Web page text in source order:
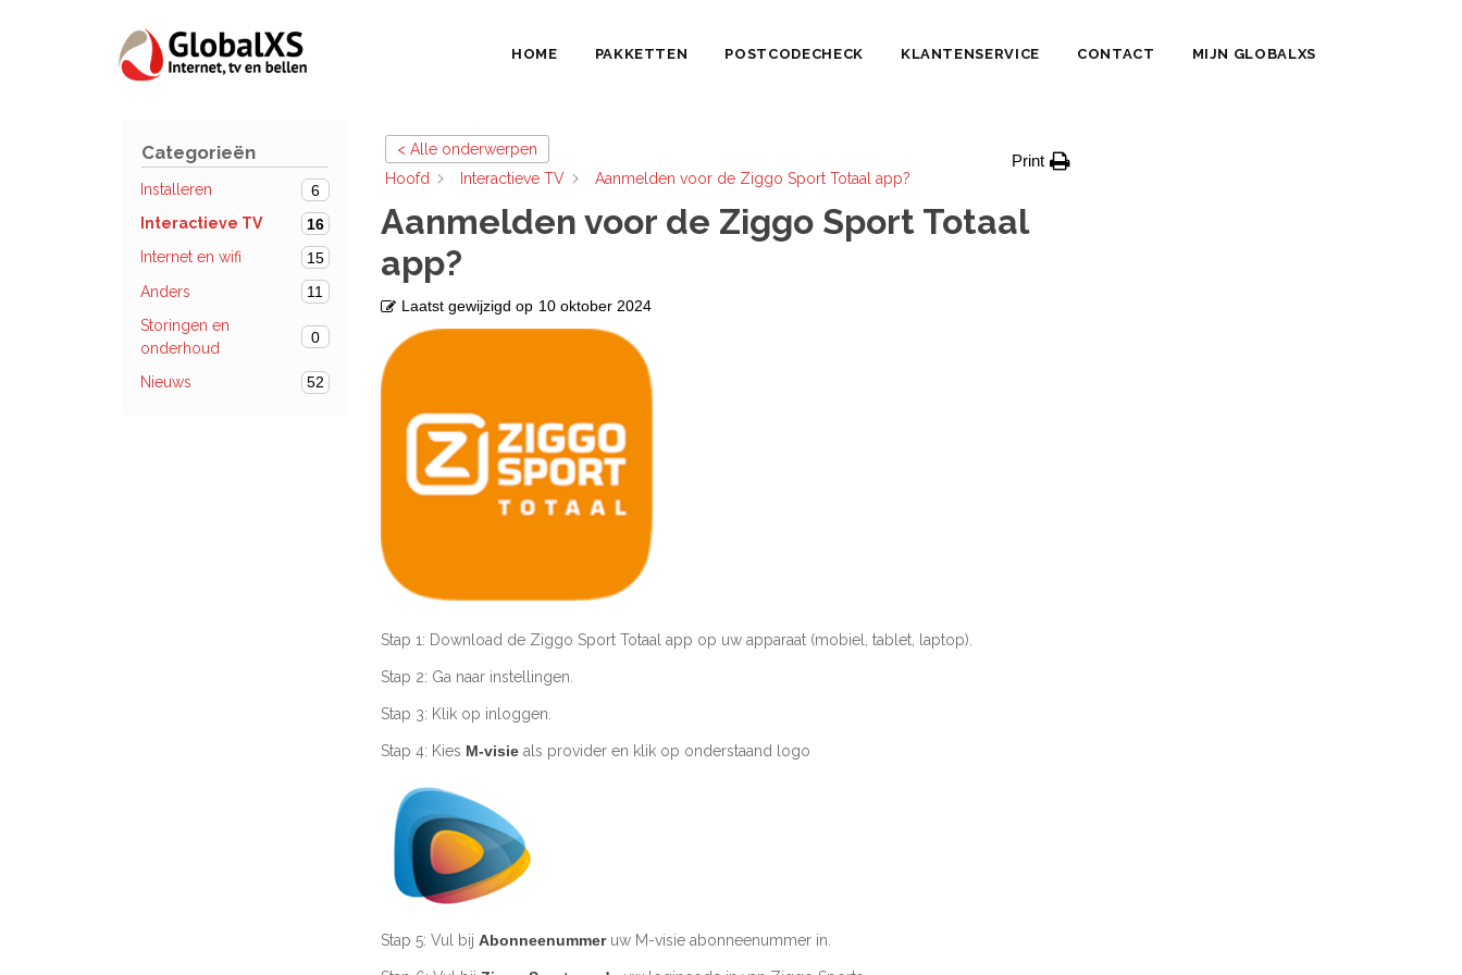
HOME PAKKETTEN POSTCODECHECK KLANTENSERVICE CONTACT MIJN GLOBALXS
Categorieën
Installeren
6
Interactieve TV
16
Internet en wifi
15
Anders
11
Storingen en
onderhoud
0
Nieuws 52
< Alle onderwerpen
Hoofd
Interactieve TV Aanmelden voor de Ziggo Sport Totaal app?
Print
Aanmelden voor de Ziggo Sport Totaal
app?
Laatst gewijzigd op 10 oktober 2024
Stap 1: Download de Ziggo Sport Totaal app op uw apparaat (mobiel, tablet, laptop).
Stap 2: Ga naar instellingen.
Stap 3: Klik op inloggen.
Stap 4: Kies M-visie als provider en klik op onderstaand logo
Stap 5: Vul bij Abonneenummeruw M-visie abonneenummer in.